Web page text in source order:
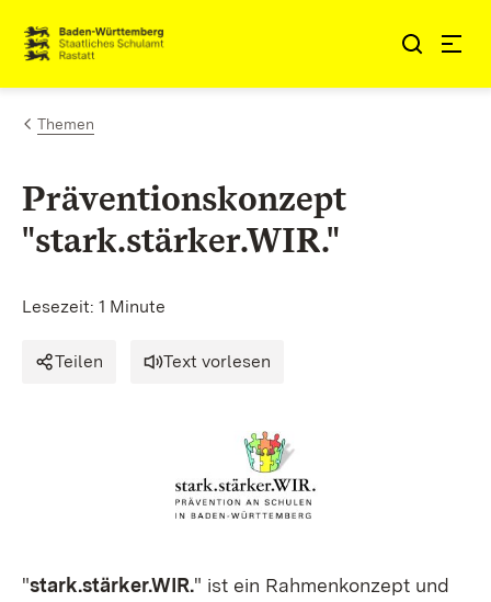
Zum Inhalt springen
Link zur Startseite
Themen
Präventionskonzept
"stark.stärker.WIR."
Lesezeit: 1 Minute
Teilen Text vorlesen
"stark.stärker.WIR." ist ein Rahmenkonzept und